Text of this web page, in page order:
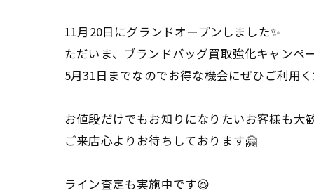
11月20日にグランドオープンしました✨
ただいま、ブランドバッグ買取強化キャンペ
5月31日までなのでお得な機会にぜひご利用
お値段だけでもお知りになりたいお客様も
ご来店心よりお待ちしております🤗
ライン査定も実施中です😆